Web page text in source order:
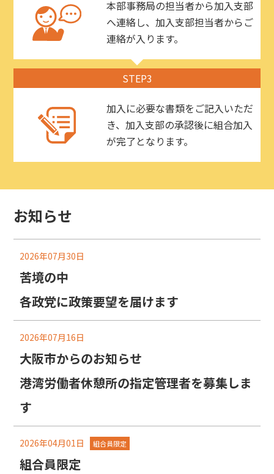
本部事務局の担当者から加入支部
へ連絡し、加入支部担当者からご
連絡が入ります。
STEP3
加入に必要な書類をご記入いただ
き、加入支部の承認後に組合加入
が完了となります。
お知らせ
2026年07月30日
苦境の中
各政党に政策要望を届けます
2026年07月16日
大阪市からのお知らせ
港湾労働者休憩所の指定管理者を募集しま
す
2026年04月01日 組合員限定
組合員限定